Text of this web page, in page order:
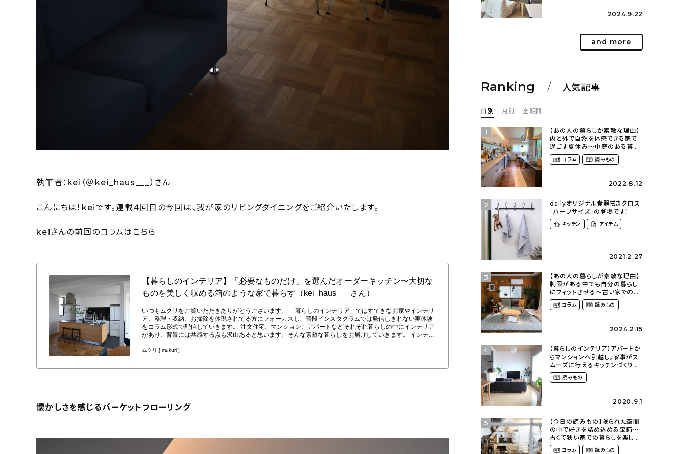
執筆者： kei（＠kei_haus___）さん
こんにちは！keiです。連載４回目の今回は、我が家のリビングダイニングをご紹介いたします。
keiさんの前回のコラムはこちら
懐かしさを感じるパーケットフローリング
2024.9.22
and more
Ranking 人気記事
日別 月別 全期間
1
【あの人の暮らしが素敵な理由】
内と外で自然を体感できる家で
過ごす夏休み〜中庭のある暮ら
し（yume_2700さん）
コラム 読みもの
2022.8.12
2
dailyオリジナル食器拭きクロス
「ハーフサイズ」の登場です！
キッチン アイテム
2021.2.27
3
【あの人の暮らしが素敵な理由】
制限がある中でも自分の暮らし
にフィットさせる〜古い家での暮
らしを楽しむ（idasanchiさん）
コラム 読みもの
2024.2.15
4
【暮らしのインテリア】アパートか
らマンションへ引越し。家事がス
ムーズに行えるキッチンづくり〜
２LDKの賃貸暮らし
（mari_ppe_さん）
読みもの
2020.9.1
5
【今日の読みもの】限られた空間
の中で好きを詰め込める宝箱〜
古くて狭い家での暮らしを楽しむ
（2nyan_and_lifestylesさん）
コラム 読みもの